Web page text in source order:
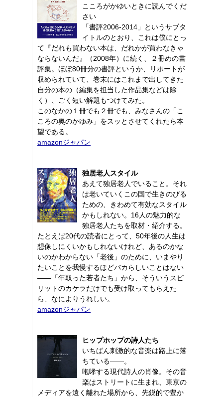
こころがかゆいときに読んでくだ
さい
「書評2006-2014」というサブタ
イトルのとおり、これは僕にとっ
て『だれも買わない本は、だれかが買わなきゃ
ならないんだ』（2008年）に続く、２冊めの書
評集。ほぼ80冊分の書評というか、リポートが
収められていて、巻末にはこれまで出してきた
自分の本の（編集を担当した作品集などは除
く）、ごく短い解題もつけてみた。
このなかの１冊でも２冊でも、みなさんの「こ
ころの奥のかゆみ」をスッとさせてくれたら本
望である。
amazonジャパン
独居老人スタイル
あえて独居老人でいること。それ
は老いていくこの国で生きのびる
ための、きわめて有効なスタイル
かもしれない。16人の魅力的な
独居老人たちを取材・紹介する。
たとえば20代の読者にとって、50年後の人生は
想像しにくいかもしれないけれど、あるのかな
いのかわからない「老後」のために、いまやり
たいことを我慢するほどバカらしいことはない
――「年取った若者たち」から、そういうスピ
リットのカケラだけでも受け取ってもらえた
ら、なによりうれしい。
amazonジャパン
ヒップホップの詩人たち
いちばん刺激的な音楽は路上に落
ちている――。
咆哮する現代詩人の肖像。その音
楽はストリートに生まれ、東京の
メディアを遠く離れた場所から、先鋭的で豊か